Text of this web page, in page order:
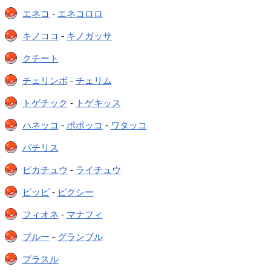
エネコ - エネコロロ
キノココ - キノガッサ
クチート
チェリンボ - チェリム
トゲチック - トゲキッス
ハネッコ - ポポッコ - ワタッコ
パチリス
ピカチュウ - ライチュウ
ピッピ- ピクシー
フィオネ - マナフィ
ブルー - グランブル
プラスル